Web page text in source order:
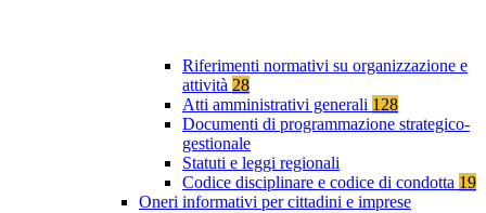
Riferimenti normativi su organizzazione e
attività 28
Atti amministrativi generali 128
Documenti di programmazione strategico-
gestionale
Statuti e leggi regionali
Codice disciplinare e codice di condotta 19
Oneri informativi per cittadini e imprese